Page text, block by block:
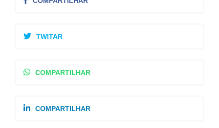
TWITAR
COMPARTILHAR
COMPARTILHAR